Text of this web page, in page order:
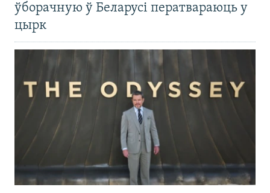
ўборачную ў Беларусі ператвараюць у
цырк